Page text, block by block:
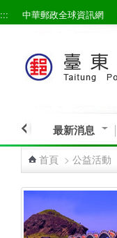
跳到主要內容區塊
::: 中華郵政全球資訊網
最新消息
首頁 > 公益活動